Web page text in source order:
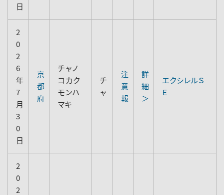
日
2
0
2
6
年
7
月
3
0
日
京
都
府
チャノ
コカク
モンハ
マキ
チ
ャ
注
意
報
詳
細
＞
エクシレルＳ
Ｅ
2
0
2